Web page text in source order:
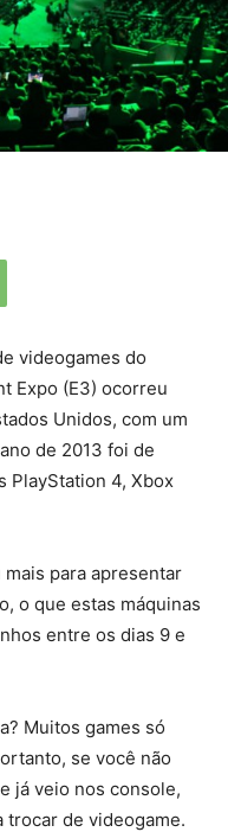
videogames do
Expo (E3) ocorreu
Unidos, com um
de 2013 foi de
PlayStation 4, Xbox
para apresentar
o que estas máquinas
entre os dias 9 e
Muitos games só
se você não
já veio nos console,
de videogame.